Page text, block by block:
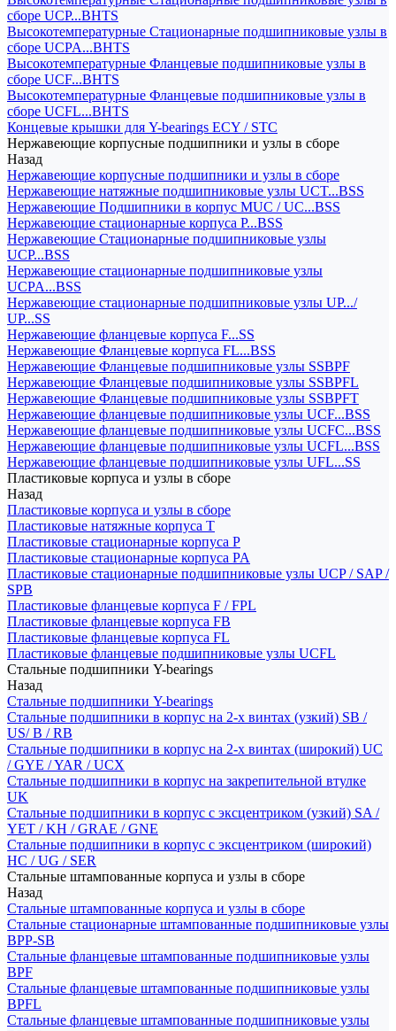
сборе UCP...BHTS
Высокотемпературные Стационарные подшипниковые узлы в
сборе UCPA...BHTS
Высокотемпературные Фланцевые подшипниковые узлы в
сборе UCF...BHTS
Высокотемпературные Фланцевые подшипниковые узлы в
сборе UCFL...BHTS
Концевые крышки для Y-bearings ECY / STC
Нержавеющие корпусные подшипники и узлы в сборе
Назад
Нержавеющие корпусные подшипники и узлы в сборе
Нержавеющие натяжные подшипниковые узлы UCT...BSS
Нержавеющие Подшипники в корпус MUC / UC...BSS
Нержавеющие стационарные корпуса P...BSS
Нержавеющие Стационарные подшипниковые узлы
UCP...BSS
Нержавеющие стационарные подшипниковые узлы
UCPA...BSS
Нержавеющие стационарные подшипниковые узлы UP.../
UP...SS
Нержавеющие фланцевые корпуса F...SS
Нержавеющие Фланцевые корпуса FL...BSS
Нержавеющие Фланцевые подшипниковые узлы SSBPF
Нержавеющие Фланцевые подшипниковые узлы SSBPFL
Нержавеющие Фланцевые подшипниковые узлы SSBPFT
Нержавеющие фланцевые подшипниковые узлы UCF...BSS
Нержавеющие фланцевые подшипниковые узлы UCFC...BSS
Нержавеющие фланцевые подшипниковые узлы UCFL...BSS
Нержавеющие фланцевые подшипниковые узлы UFL...SS
Пластиковые корпуса и узлы в сборе
Назад
Пластиковые корпуса и узлы в сборе
Пластиковые натяжные корпуса T
Пластиковые стационарные корпуса P
Пластиковые стационарные корпуса PA
Пластиковые стационарные подшипниковые узлы UCP / SAP /
SPB
Пластиковые фланцевые корпуса F / FPL
Пластиковые фланцевые корпуса FB
Пластиковые фланцевые корпуса FL
Пластиковые фланцевые подшипниковые узлы UCFL
Стальные подшипники Y-bearings
Назад
Стальные подшипники Y-bearings
Стальные подшипники в корпус на 2-х винтах (узкий) SB /
US/ B / RB
Стальные подшипники в корпус на 2-х винтах (широкий) UC
/ GYE / YAR / UCX
Стальные подшипники в корпус на закрепительной втулке
UK
Стальные подшипники в корпус с эксцентриком (узкий) SA /
YET / KH / GRAE / GNE
Стальные подшипники в корпус с эксцентриком (широкий)
HC / UG / SER
Стальные штампованные корпуса и узлы в сборе
Назад
Стальные штампованные корпуса и узлы в сборе
Стальные стационарные штампованные подшипниковые узлы
BPP-SB
Стальные фланцевые штампованные подшипниковые узлы
BPF
Стальные фланцевые штампованные подшипниковые узлы
BPFL
Стальные фланцевые штампованные подшипниковые узлы